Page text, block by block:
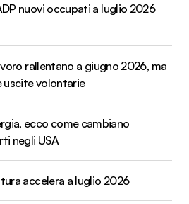
nuovi occupati a luglio 2026
rallentano a giugno 2026, ma
uscite volontarie
ecco come cambiano
negli USA
accelera a luglio 2026